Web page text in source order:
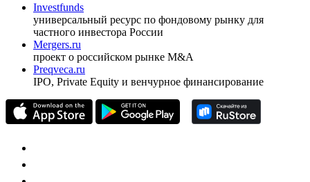
Investfunds
универсальный ресурс по фондовому рынку для
частного инвестора России
Mergers.ru
проект о российском рынке M&A
Preqveca.ru
IPO, Private Equity и венчурное финансирование